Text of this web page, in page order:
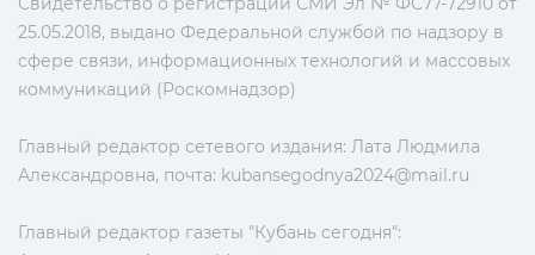
25.05.2018, выдано Федеральной службой по надзору в
сфере связи, информационных технологий и массовых
коммуникаций (Роскомнадзор)
Главный редактор сетевого издания: Лата Людмила
Александровна, почта: kubansegodnya2024@mail.ru
Главный редактор газеты "Кубань сегодня":